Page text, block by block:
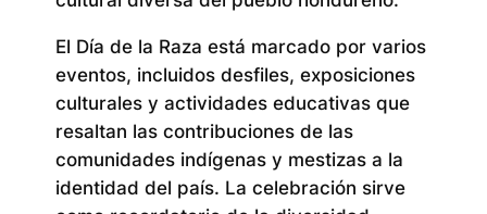
El Día de la Raza está marcado por varios
eventos, incluidos desfiles, exposiciones
culturales y actividades educativas que
resaltan las contribuciones de las
comunidades indígenas y mestizas a la
identidad del país. La celebración sirve